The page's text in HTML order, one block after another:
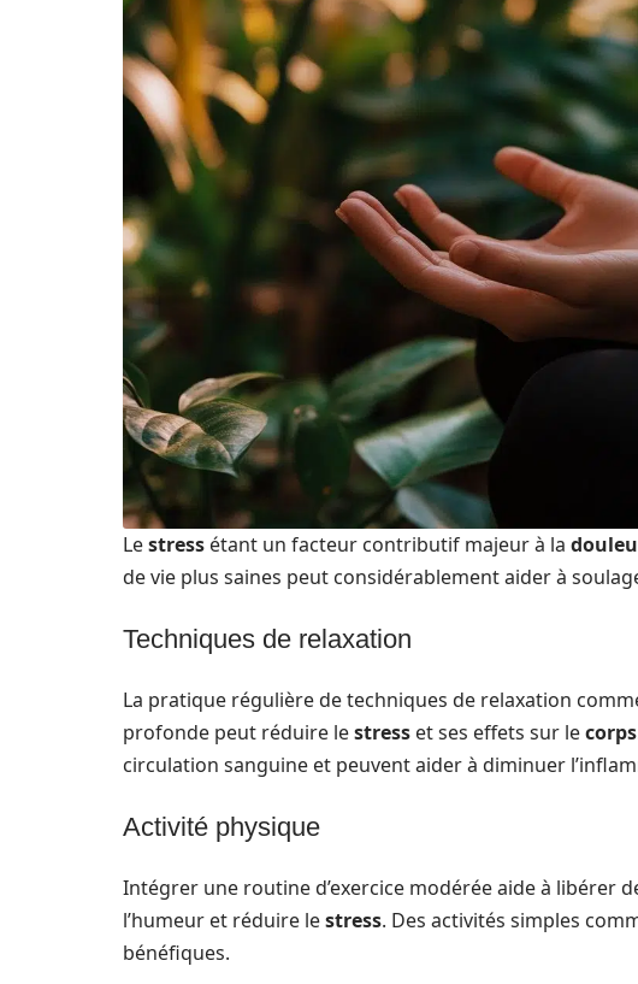
Lestress étant un facteur contributif majeur à la
de vie plus saines peut considérablement aider à
Techniques de relaxation
La pratique régulière de techniques de relaxation
profonde peut réduire lestress et ses effets sur lecorps
circulation sanguine et peuvent aider à diminuer
Activité physique
Intégrer une routine d’exercice modérée aide à libérer
l’humeur et réduire lestress. Des activités simples
bénéfiques.